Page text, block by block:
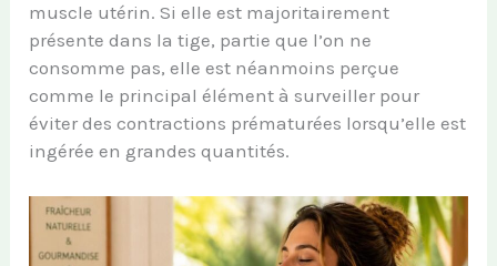
muscle utérin. Si elle est majoritairement
présente dans la tige, partie que l’on ne
consomme pas, elle est néanmoins perçue
comme le principal élément à surveiller pour
éviter des contractions prématurées lorsqu’elle est
ingérée en grandes quantités.